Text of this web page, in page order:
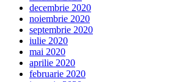
decembrie 2020
noiembrie 2020
septembrie 2020
iulie 2020
mai 2020
aprilie 2020
februarie 2020